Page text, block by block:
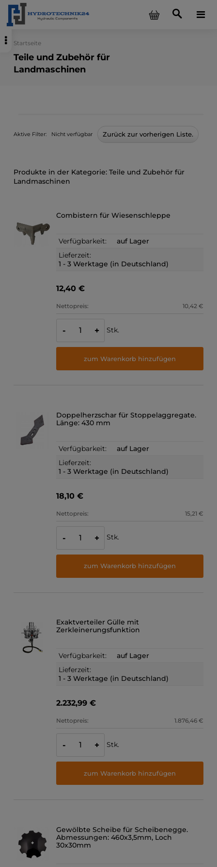
Startseite
Teile und Zubehör für
Landmaschinen
Aktive Filter: Nicht verfügbar Zurück zur vorherigen Liste.
Teile und Zubehör für
Landmaschinen
Combistern für Wiesenschleppe
Verfügbarkeit:
auf Lager
Lieferzeit:
1 - 3 Werktage (in Deutschland)
12,40 €
Nettopreis: 10,42 €
- + Stk.
zum Warenkorb hinzufügen
Doppelherzschar für Stoppelaggregate.
Länge: 430 mm
Verfügbarkeit:
auf Lager
Lieferzeit:
1 - 3 Werktage (in Deutschland)
18,10 €
Nettopreis: 15,21 €
- + Stk.
zum Warenkorb hinzufügen
Exaktverteiler Gülle mit
Zerkleinerungsfunktion
Verfügbarkeit:
auf Lager
Lieferzeit:
1 - 3 Werktage (in Deutschland)
2.232,99 €
Nettopreis: 1.876,46 €
- + Stk.
zum Warenkorb hinzufügen
Gewölbte Scheibe für Scheibenegge.
Abmessungen: 460x3,5mm, Loch
30x30mm